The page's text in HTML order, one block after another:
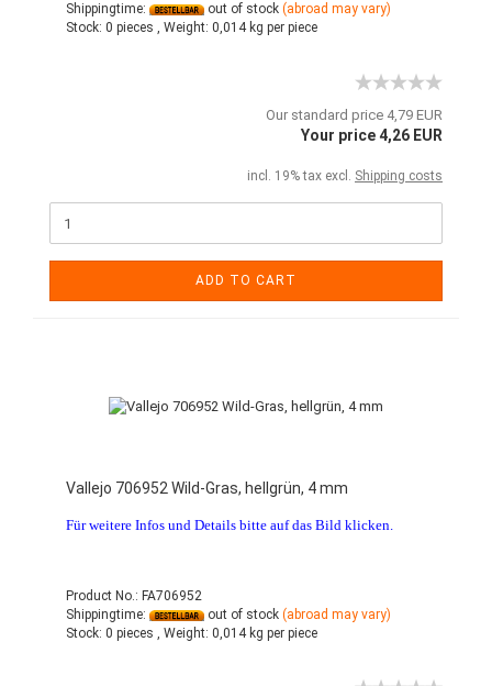
Shippingtime:
out of stock (abroad may vary)
Stock: 0 pieces , Weight: 0,014kg per piece
Our standard price 4,79 EUR
Your price 4,26 EUR
incl. 19% tax excl. Shipping costs
ADD TO CART
Vallejo 706952 Wild-Gras, hellgrün, 4 mm
Für weitere Infos und Details bitte auf das Bild klicken.
Product No.: FA706952
Shippingtime:
out of stock (abroad may vary)
Stock: 0 pieces , Weight: 0,014kg per piece